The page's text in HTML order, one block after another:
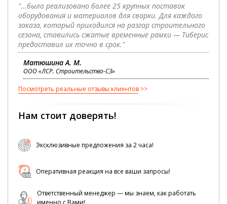
"...было реализовано более 25 крупных поставок
оборудования и материалов для сварки. Для каждого
заказа, который приходился на разгар строительного
сезона, ставились сжатые временные рамки — Тиберис
предоставил их точно в срок."
Матюшина А. М.
ООО «ЛСР. Строительство-СЗ»
Посмотреть реальные отзывы клиентов
Нам стоит доверять!
Эксклюзивные предложения за 2 часа!
Оперативная реакция на все ваши запросы!
Ответственный менеджер — мы знаем, как работать
именно с Вами!